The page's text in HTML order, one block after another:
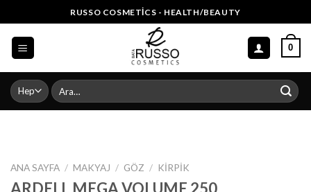
to
content
RUSSO COSMETICS - HEALTH/BEAUTY
0
Ara:
ANA SAYFA / MAKYAJ / GÖZ / KIRPIK
ARDELL MEGA VOLUME 250